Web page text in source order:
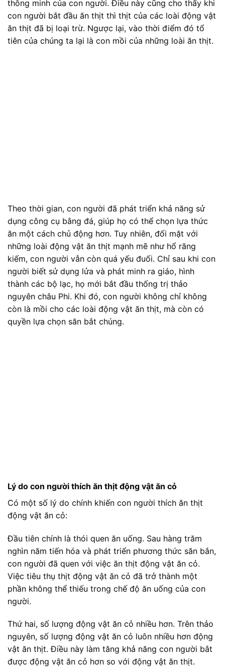
thông minh của con người. Điều này cũng cho thấy khi
con người bắt đầu ăn thịt thì thịt của các loài động vật
ăn thịt đã bị loại trừ. Ngược lại, vào thời điểm đó tổ
tiên của chúng ta lại là con mồi của những loài ăn thịt.
Theo thời gian, con người đã phát triển khả năng sử
dụng công cụ bằng đá, giúp họ có thể chọn lựa thức
ăn một cách chủ động hơn. Tuy nhiên, đối mặt với
những loài động vật ăn thịt mạnh mẽ như hổ răng
kiếm, con người vẫn còn quá yếu đuối. Chỉ sau khi con
người biết sử dụng lửa và phát minh ra giáo, hình
thành các bộ lạc, họ mới bắt đầu thống trị thảo
nguyên châu Phi. Khi đó, con người không chỉ không
còn là mồi cho các loài động vật ăn thịt, mà còn có
quyền lựa chọn săn bắt chúng.
Lý do con người thích ăn thịt động vật ăn cỏ
Có một số lý do chính khiến con người thích ăn thịt
động vật ăn cỏ:
Đầu tiên chính là thói quen ăn uống. Sau hàng trăm
nghìn năm tiến hóa và phát triển phương thức săn bắn,
con người đã quen với việc ăn thịt động vật ăn cỏ.
Việc tiêu thụ thịt động vật ăn cỏ đã trở thành một
phần không thể thiếu trong chế độ ăn uống của con
người.
Thứ hai, số lượng động vật ăn cỏ nhiều hơn. Trên thảo
nguyên, số lượng động vật ăn cỏ luôn nhiều hơn động
vật ăn thịt. Điều này làm tăng khả năng con người bắt
được động vật ăn cỏ hơn so với động vật ăn thịt.